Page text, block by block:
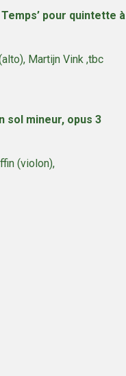
pour quintette à
Martijn Vink ,tbc
sol mineur, opus 3
(violon),